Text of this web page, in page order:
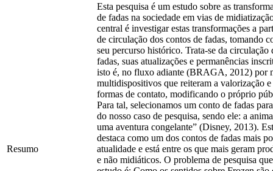
Resumo
Esta pesquisa é um estudo sobre as
de fadas na sociedade em vias de
central é investigar estas transformações a
de circulação dos contos de fadas, tomando
seu percurso histórico. Trata-se da circulação
fadas, suas atualizações e permanências
isto é, no fluxo adiante (BRAGA, 2012) por
multidispositivos que reiteram a valorização
formas de contato, modificando o próprio
Para tal, selecionamos um conto de fadas
do nosso caso de pesquisa, sendo ele: a
uma aventura congelante” (Disney, 2013).
destaca como um dos contos de fadas mais
atualidade e está entre os que mais geram
e não midiáticos. O problema de pesquisa